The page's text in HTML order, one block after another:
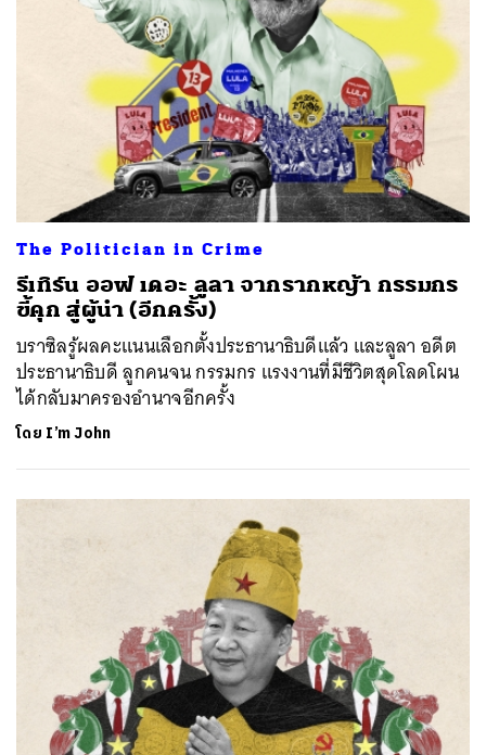
The Politician in Crime
รีเทิร์น ออฟ เดอะ ลูลา จากรากหญ้า กรรมกร
ขี้คุก สู่ผู้นำ (อีกครั้ง)
บราซิลรู้ผลคะแนนเลือกตั้งประธานาธิบดีแล้ว และลูลา อดีต
ประธานาธิบดี ลูกคนจน กรรมกร แรงงานที่มีชีวิตสุดโลดโผน
ได้กลับมาครองอำนาจอีกครั้ง
โดย I’m John